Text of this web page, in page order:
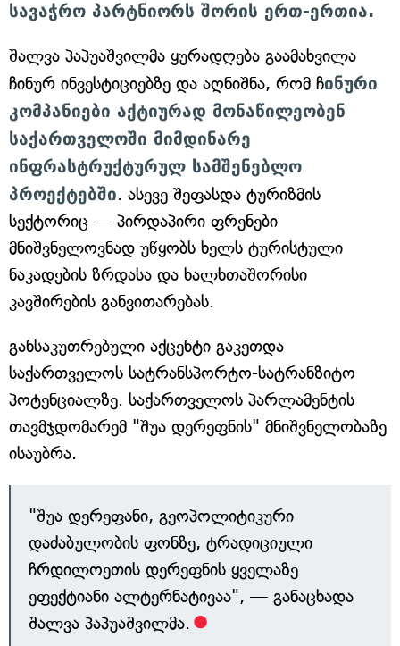
სავაჭრო პარტნიორს შორის ერთ-ერთია.
შალვა პაპუაშვილმა ყურადღება გაამახვილა
ჩინურ ინვესტიციებზე და აღნიშნა, რომ ჩინური
კომპანიები აქტიურად მონაწილეობენ
საქართველოში მიმდინარე
ინფრასტრუქტურულ სამშენებლო
პროექტებში. ასევე შეფასდა ტურიზმის
სექტორიც — პირდაპირი ფრენები
მნიშვნელოვნად უწყობს ხელს ტურისტული
ნაკადების ზრდასა და ხალხთაშორისი
კავშირების განვითარებას.
განსაკუთრებული აქცენტი გაკეთდა
საქართველოს სატრანსპორტო-სატრანზიტო
პოტენციალზე. საქართველოს პარლამენტის
თავმჯდომარემ "შუა დერეფნის" მნიშვნელობაზე
ისაუბრა.
"შუა დერეფანი, გეოპოლიტიკური
დაძაბულობის ფონზე, ტრადიციული
ჩრდილოეთის დერეფნის ყველაზე
ეფექტიანი ალტერნატივაა", — განაცხადა
შალვა პაპუაშვილმა.